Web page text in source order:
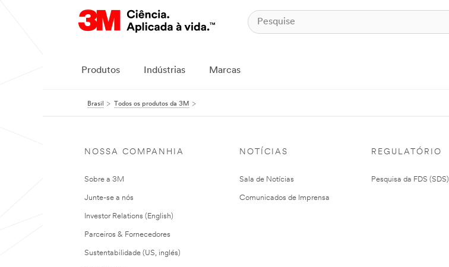
Produtos Indústrias Marcas
Brasil Todos os produtos da 3M
NOSSA COMPANHIA
Sobre a 3M
Junte-se a nós
Investor Relations (English)
Parceiros & Fornecedores
Sustentabilidade (US, inglés)
NOTÍCIAS
Sala de Notícias
Comunicados de Imprensa
REGULATÓRIO
Pesquisa da FDS (SDS)